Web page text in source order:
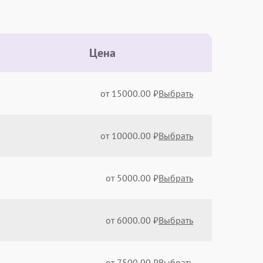
Цена
от 15000.00 ₽Выбрать
от 10000.00 ₽Выбрать
от 5000.00 ₽Выбрать
от 6000.00 ₽Выбрать